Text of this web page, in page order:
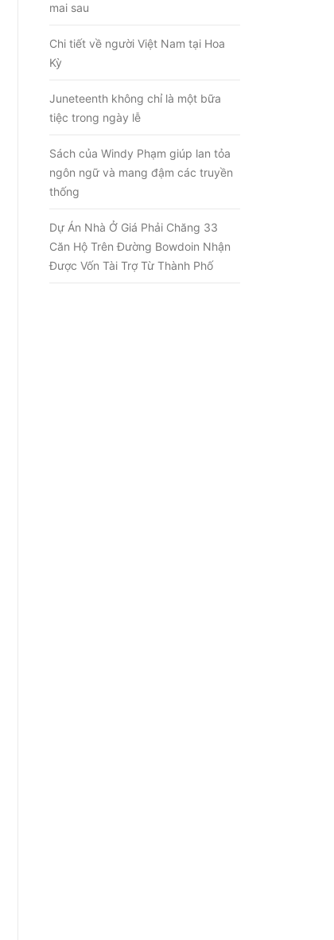
mai sau
Chi tiết về người Việt Nam tại Hoa
Kỳ
Juneteenth không chỉ là một bữa
tiệc trong ngày lễ
Sách của Windy Phạm giúp lan tỏa
ngôn ngữ và mang đậm các truyền
thống
Dự Án Nhà Ở Giá Phải Chăng 33
Căn Hộ Trên Đường Bowdoin Nhận
Được Vốn Tài Trợ Từ Thành Phố